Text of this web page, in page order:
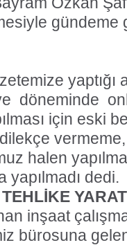
gündeme
yaptığı
döneminde
için eski
halen
dedi.
inşaat
bürosuna